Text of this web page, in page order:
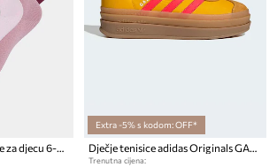
adidas Originals čarape za djecu 6-pack
Extra -5% s kodom: OFF*
Dječje tenisice adidas Originals GAZELLE BOLD
Trenutna cijena: